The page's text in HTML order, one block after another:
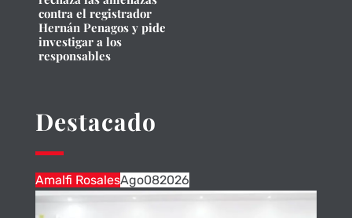
contra el registrador
Hernán Penagos y pide
investigar a los
responsables
Destacado
Amalfi RosalesAgo082026